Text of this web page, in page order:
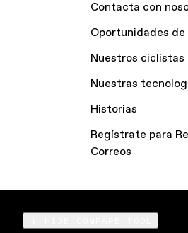
Compare
Contacta con
Oportunidades
Nuestros ciclistas
Nuestras
Historias
Regístrate para
Correos